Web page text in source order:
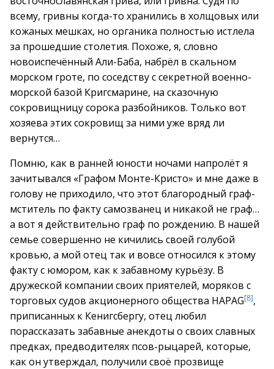
всему, гривны когда-то хранились в холщовых или
кожаных мешках, но органика полностью истлела
за прошедшие столетия. Похоже, я, словно
новоиспечённый Али-Баба, набрёл в скальном
морском гроте, по соседству с секретной военно-
морской базой Кригсмарине, на сказочную
сокровищницу сорока разбойников. Только вот
хозяева этих сокровищ за ними уже вряд ли
вернутся…
Помню, как в ранней юности ночами напролёт я
зачитывался «Графом Монте-Кристо» и мне даже в
голову не приходило, что этот благородный граф-
мститель по факту самозванец и никакой не граф…
а вот я действительно граф по рождению. В нашей
семье совершенно не кичились своей голубой
кровью, а мой отец так и вовсе относился к этому
факту с юмором, как к забавному курьёзу. В
дружеской компании своих приятелей, моряков с
торговых судов акционерного общества HAPAG[8],
приписанных к Кенигсбергу, отец любил
порассказать забавные анекдоты о своих славных
предках, предводителях псов-рыцарей, которые,
как он утверждал, получили своё прозвище